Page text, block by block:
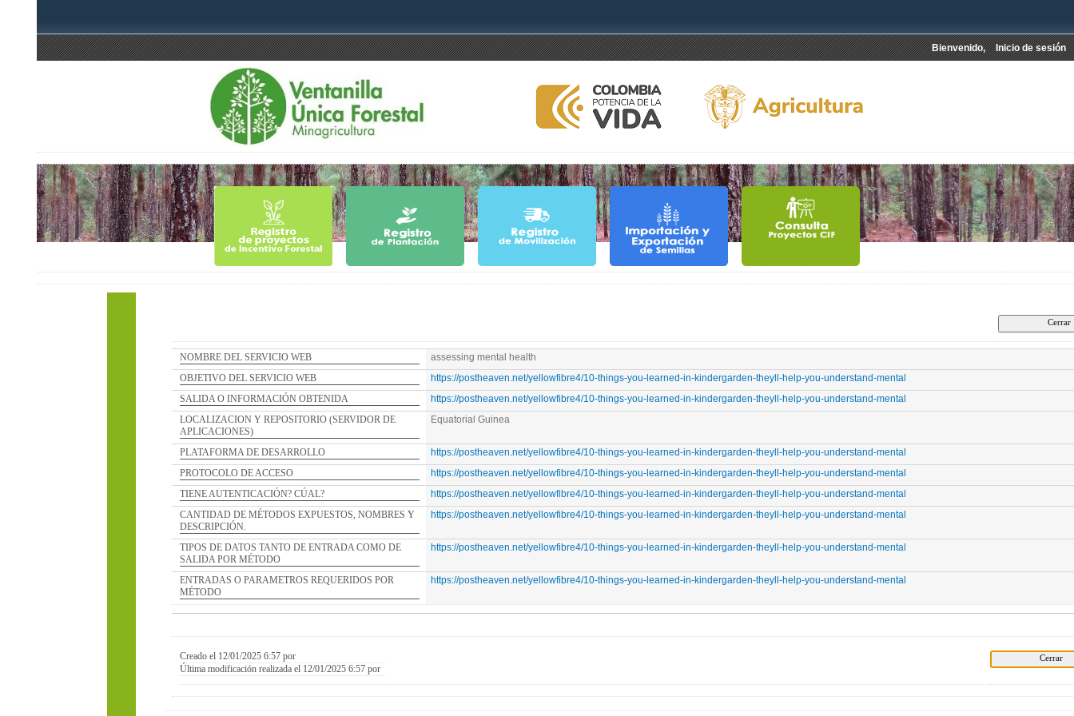
Bienvenido, Inicio de sesión
NOMBRE DEL SERVICIO WEB
assessing mental health
OBJETIVO DEL SERVICIO WEB
https://postheaven.net/yellowfibre4/10-things-you-learned-in-kindergarden-theyll-help-you-understand-mental
SALIDA O INFORMACIÓN OBTENIDA
https://postheaven.net/yellowfibre4/10-things-you-learned-in-kindergarden-theyll-help-you-understand-mental
LOCALIZACION Y REPOSITORIO (SERVIDOR DE
APLICACIONES)
Equatorial Guinea
PLATAFORMA DE DESARROLLO
https://postheaven.net/yellowfibre4/10-things-you-learned-in-kindergarden-theyll-help-you-understand-mental
PROTOCOLO DE ACCESO
https://postheaven.net/yellowfibre4/10-things-you-learned-in-kindergarden-theyll-help-you-understand-mental
TIENE AUTENTICACIÓN? CÚAL?
https://postheaven.net/yellowfibre4/10-things-you-learned-in-kindergarden-theyll-help-you-understand-mental
CANTIDAD DE MÉTODOS EXPUESTOS, NOMBRES Y
DESCRIPCIÓN.
https://postheaven.net/yellowfibre4/10-things-you-learned-in-kindergarden-theyll-help-you-understand-mental
TIPOS DE DATOS TANTO DE ENTRADA COMO DE
SALIDA POR MÉTODO
https://postheaven.net/yellowfibre4/10-things-you-learned-in-kindergarden-theyll-help-you-understand-mental
ENTRADAS O PARAMETROS REQUERIDOS POR
MÉTODO
https://postheaven.net/yellowfibre4/10-things-you-learned-in-kindergarden-theyll-help-you-understand-mental
Creado el 12/01/2025 6:57 por
Última modificación realizada el 12/01/2025 6:57 por